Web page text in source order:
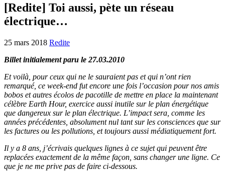
[Redite] Toi aussi, pète un réseau
électrique…
25 mars 2018 Redite
Billet initialement paru le 27.03.2010
Et voilà, pour ceux qui ne le sauraient pas et qui n’ont rien
remarqué, ce week-end fut encore une fois l’occasion pour nos amis
bobos et autres écolos de pacotille de mettre en place la maintenant
célèbre Earth Hour, exercice aussi inutile sur le plan énergétique
que dangereux sur le plan électrique. L’impact sera, comme les
années précédentes, absolument nul tant sur les consciences que sur
les factures ou les pollutions, et toujours aussi médiatiquement fort.
Il y a 8 ans, j’écrivais quelques lignes à ce sujet qui peuvent être
replacées exactement de la même façon, sans changer une ligne. Ce
que je ne me prive pas de faire ci-dessous.